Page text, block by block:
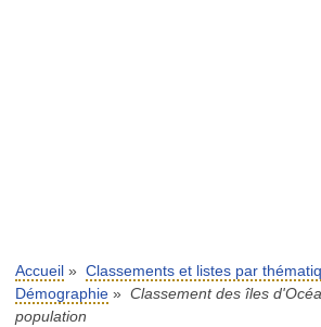
Accueil » Classements et listes par
Démographie » Classement des îles
population